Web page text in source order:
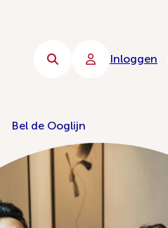
Inloggen
Bel de Ooglijn